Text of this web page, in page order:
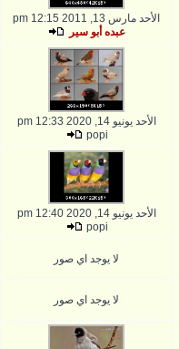
الأحد مارس 13, 2011 12:15 pm
عبده أبو سير
الأحد يونيو 14, 2020 12:33 pm
popi
الأحد يونيو 14, 2020 12:40 pm
popi
لا يوجد اي صور
لا يوجد اي صور